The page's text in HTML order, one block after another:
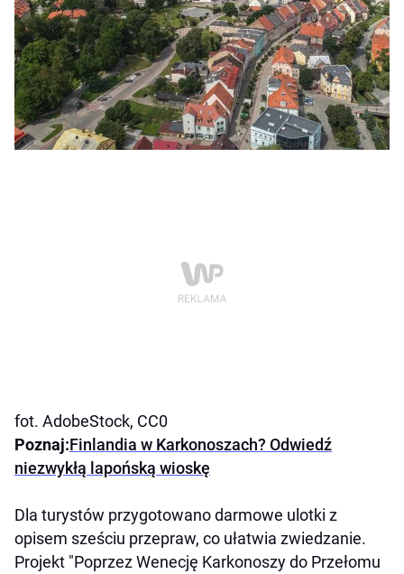
fot. AdobeStock, CC0
Poznaj:Finlandia w Karkonoszach? Odwiedź
niezwykłą lapońską wioskę
Dla turystów przygotowano darmowe ulotki z
opisem sześciu przepraw, co ułatwia zwiedzanie.
Projekt "Poprzez Wenecję Karkonoszy do Przełomu